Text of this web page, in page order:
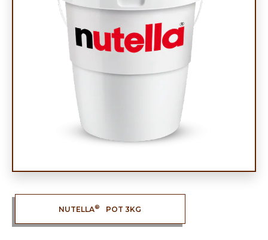
NUTELLA® POT 3KG